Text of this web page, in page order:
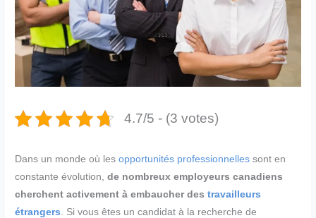
4.7/5 - (3 votes)
Dans un monde où lesopportunités professionnelles sont en
constante évolution,de nombreux employeurs canadiens
cherchent activement à embaucher destravailleurs
étrangers . Si vous êtes un candidat à la recherche de